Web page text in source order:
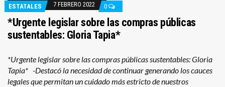
ESTATALES 7 FEBRERO 2022 0
*Urgente legislar sobre las compras públicas
sustentables: Gloria Tapia*
*Urgente legislar sobre las compras públicas sustentables: Gloria
Tapia* -Destacó la necesidad de continuar generando los cauces
legales que permitan un cuidado más estricto de nuestros